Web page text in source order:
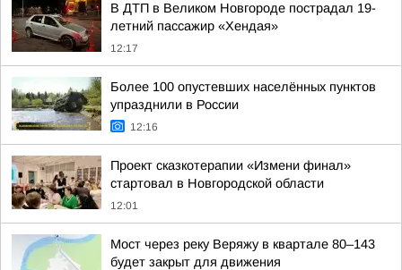
В ДТП в Великом Новгороде пострадал 19-
летний пассажир «Хендая»
12:17
Более 100 опустевших населённых пунктов
упразднили в России
12:16
Проект сказкотерапии «Измени финал»
стартовал в Новгородской области
12:01
Мост через реку Веряжу в квартале 80–143
будет закрыт для движения